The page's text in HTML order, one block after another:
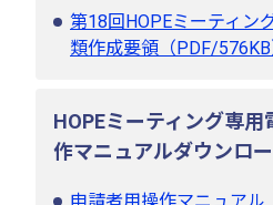
第18回HOPEミーティン
類作成要領（PDF/576KB
HOPEミーティング専
作マニュアルダウンロ